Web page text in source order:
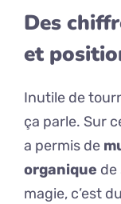
Des
et
Inutile de
ça parle. Sur
a permis de
organique de
magie, c’est